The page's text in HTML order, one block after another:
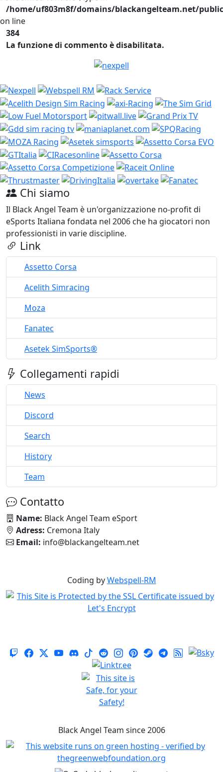
/home/uf803m8f/domains/blackangelteam.net/
on line
384
La funzione di commento è disabilitata.
Chi siamo
Il Black Angel Team è un'organizzazione no-profit di
eSports Italiana fondata nel 2006 che ha giocatori non
professionisti in varie discipline.
Link
Assetto Corsa
Acelith Simracing
Moza
Fanatec
Asetek SimSports®
Collegamenti rapidi
News
Discord
Search
History
Team
Contatto
Name: Black Angel Team eSport
Adress: Cremona Italy
Email: info@blackangelteam.net
Coding byWebspell-RM
Black Angel Team since 2006